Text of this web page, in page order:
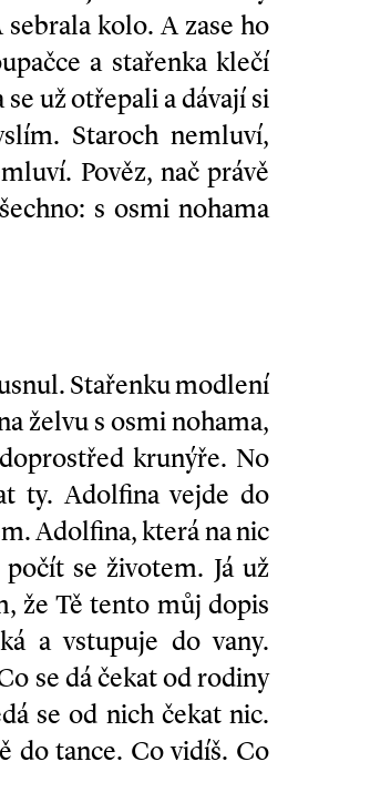
kolo. A zase ho
a stařenka klečí
už otřepali a dávají si
Staroch nemluví,
Pověz, nač právě
s osmi nohama
Stařenku modlení
želvu s osmi nohama,
krunýře. No
ty. Adolfina vejde do
Adolfina, která na nic
se životem. Já už
že Tě tento můj dopis
a vstupuje do vany.
se dá čekat od rodiny
se od nich čekat nic.
do tance. Co vidíš. Co